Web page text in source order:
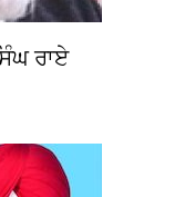
ਰਾਏ